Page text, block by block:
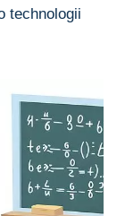
technologii